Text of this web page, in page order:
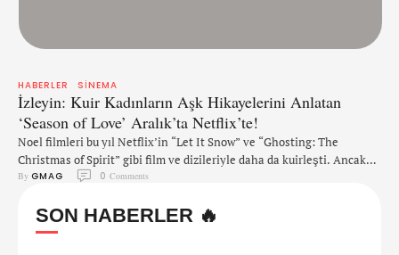
HABERLER SINEMA
İzleyin: Kuir Kadınların Aşk Hikayelerini Anlatan
‘Season of Love’ Aralık’ta Netflix’te!
Noel filmleri bu yıl Netflix’in “Let It Snow” ve “Ghosting: The
Christmas of Spirit” gibi film ve dizileriyle daha da kuirleşti. Ancak
Tello Films’in yayınlayacağı “Season of Love” filminde, kadınlar arka
hikayede yer alacak. Tello'nun kurucusu Christin Baker, filmi Kathryn
Tramell'in senaryosundan uyarlıyor. Filmin kadrosunda Wyonna
By GMAG 0 Comments
SON HABERLER 🔥